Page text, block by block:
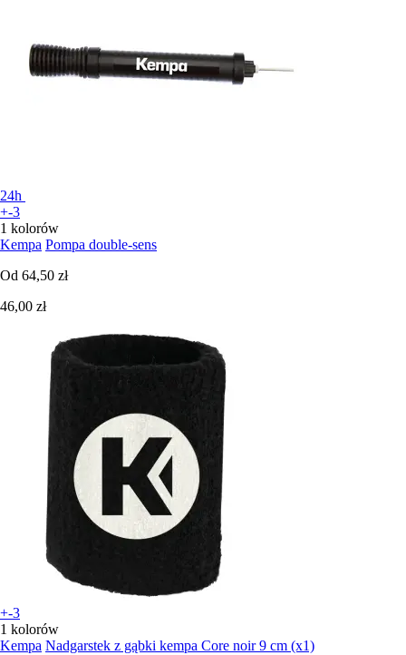
24h
+-3
1 kolorów
Kempa Pompa double-sens
Od 64,50 zł
46,00 zł
+-3
1 kolorów
Kempa Nadgarstek z gąbki kempa Core noir 9 cm (x1)